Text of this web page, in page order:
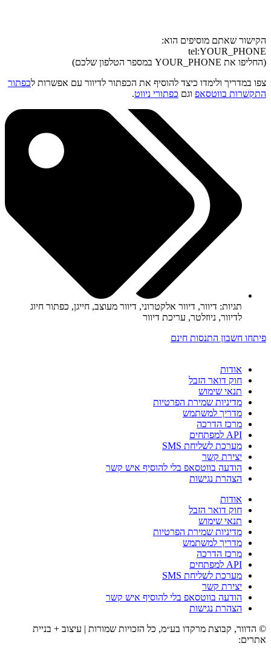
הקישור שאתם מוסיפים הוא:
tel:YOUR_PHONE
(החליפו את YOUR_PHONE במספר הטלפון שלכם)
צפו במדריך ולימדו כיצד להוסיף את הכפתור לדיוור עם אפשרות לכפתור
התקשרות בווטסאפ וגם כפתורי ניווט.
תגיות: דיוור, דיוור אלקטרוני, דיוור מעוצב, חייגן, כפתור חיוג
לדיוור, ניוזלטר, עריכת דיוור
פיתחו חשבון התנסות חינם
אודות
חוק דואר הזבל
תנאי שימוש
מדיניות שמירת הפרטיות
מדריך למשתמש
מרכז הדרכה
API למפתחים
מערכת לשליחת SMS
יצירת קשר
הודעה בווטסאפ בלי להוסיף איש קשר
הצהרת נגישות
אודות
חוק דואר הזבל
תנאי שימוש
מדיניות שמירת הפרטיות
מדריך למשתמש
מרכז הדרכה
API למפתחים
מערכת לשליחת SMS
יצירת קשר
הודעה בווטסאפ בלי להוסיף איש קשר
הצהרת נגישות
© הדוור, קבוצת מרקדו בע״מ, כל הזכויות שמורות | עיצוב + בניית
אתרים: